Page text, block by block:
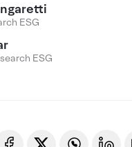
ESG
ESG